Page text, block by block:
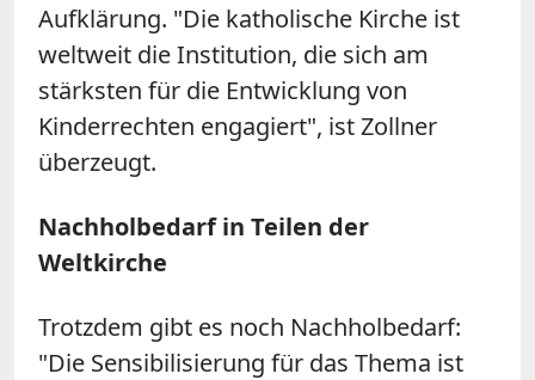
Aufklärung. "Die katholische Kirche ist
weltweit die Institution, die sich am
stärksten für die Entwicklung von
Kinderrechten engagiert", ist Zollner
überzeugt.
Nachholbedarf in Teilen der
Weltkirche
Trotzdem gibt es noch Nachholbedarf:
"Die Sensibilisierung für das Thema ist